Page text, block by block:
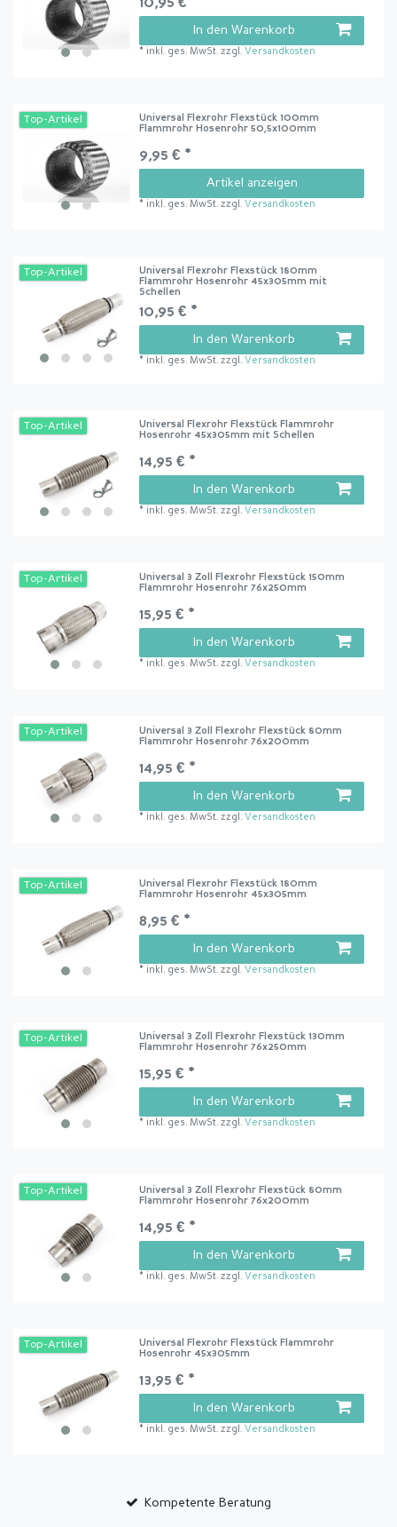
In den Warenkorb
* inkl. ges. MwSt. zzgl. Versandkosten
Top-Artikel
Universal Flexrohr Flexstück 100mm
Flammrohr Hosenrohr 50,5x100mm
9,95 € *
Artikel anzeigen
* inkl. ges. MwSt. zzgl. Versandkosten
Top-Artikel
Universal Flexrohr Flexstück 180mm
Flammrohr Hosenrohr 45x305mm mit
Schellen
10,95 € *
In den Warenkorb
* inkl. ges. MwSt. zzgl. Versandkosten
Top-Artikel
Universal Flexrohr Flexstück Flammrohr
Hosenrohr 45x305mm mit Schellen
14,95 € *
In den Warenkorb
* inkl. ges. MwSt. zzgl. Versandkosten
Top-Artikel
Universal 3 Zoll Flexrohr Flexstück 150mm
Flammrohr Hosenrohr 76x250mm
15,95 € *
In den Warenkorb
* inkl. ges. MwSt. zzgl. Versandkosten
Top-Artikel
Universal 3 Zoll Flexrohr Flexstück 80mm
Flammrohr Hosenrohr 76x200mm
14,95 € *
In den Warenkorb
* inkl. ges. MwSt. zzgl. Versandkosten
Top-Artikel
Universal Flexrohr Flexstück 180mm
Flammrohr Hosenrohr 45x305mm
8,95 € *
In den Warenkorb
* inkl. ges. MwSt. zzgl. Versandkosten
Top-Artikel
Universal 3 Zoll Flexrohr Flexstück 130mm
Flammrohr Hosenrohr 76x250mm
15,95 € *
In den Warenkorb
* inkl. ges. MwSt. zzgl. Versandkosten
Top-Artikel
Universal 3 Zoll Flexrohr Flexstück 80mm
Flammrohr Hosenrohr 76x200mm
14,95 € *
In den Warenkorb
* inkl. ges. MwSt. zzgl. Versandkosten
Top-Artikel
Universal Flexrohr Flexstück Flammrohr
Hosenrohr 45x305mm
13,95 € *
In den Warenkorb
* inkl. ges. MwSt. zzgl. Versandkosten
Kompetente Beratung